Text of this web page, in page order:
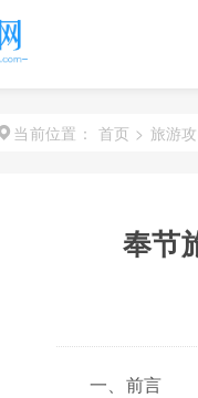
当前位置： 首页 > 旅游
奉节
一、前言